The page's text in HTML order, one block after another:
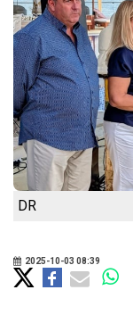
DR
2025-10-03 08:39